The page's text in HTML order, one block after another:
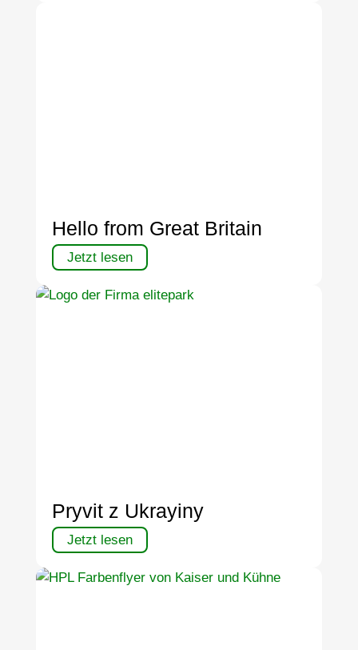
Hello from Great Britain
Jetzt lesen
Pryvit z Ukrayiny
Jetzt lesen